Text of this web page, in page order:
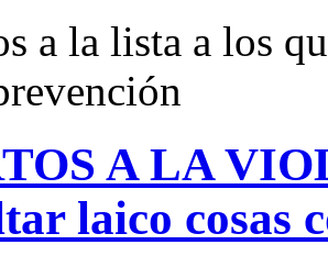
a la lista a los
A LA
laico cosas